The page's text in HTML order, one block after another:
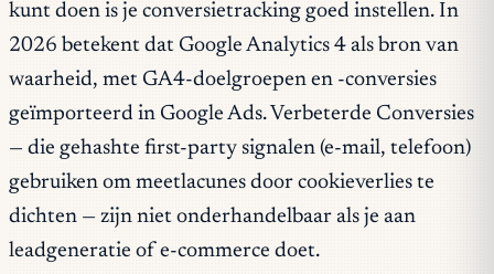
kunt doen is je conversietracking goed instellen. In
2026 betekent dat Google Analytics 4 als bron van
waarheid, met GA4-doelgroepen en -conversies
geïmporteerd in Google Ads. Verbeterde Conversies
— die gehashte first-party signalen (e-mail, telefoon)
gebruiken om meetlacunes door cookieverlies te
dichten — zijn niet onderhandelbaar als je aan
leadgeneratie of e-commerce doet.